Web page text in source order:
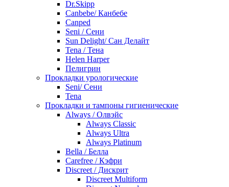
Dr.Skipp
Canbebe/ Канбебе
Canped
Seni / Сени
Sun Delight/ Сан Делайт
Tena / Тена
Helen Harper
Пелигрин
Прокладки урологические
Seni/ Сени
Tena
Прокладки и тампоны гигиенические
Always / Олвэйс
Always Classic
Always Ultra
Always Platinum
Bella / Белла
Carefree / Кэфри
Discreet / Дискрит
Discreet Multiform